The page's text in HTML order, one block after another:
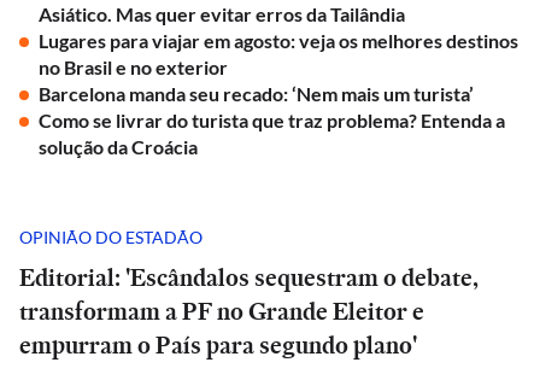
Asiático. Mas quer evitar erros da Tailândia
Lugares para viajar em agosto: veja os melhores destinos
no Brasil e no exterior
Barcelona manda seu recado: ‘Nem mais um turista’
Como se livrar do turista que traz problema? Entenda a
solução da Croácia
OPINIÃO DO ESTADÃO
Editorial: 'Escândalos sequestram o debate,
transformam a PF no Grande Eleitor e
empurram o País para segundo plano'